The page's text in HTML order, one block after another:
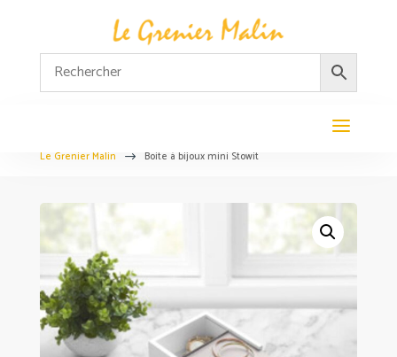
Le Grenier Malin $ Boite à bijoux mini Stowit